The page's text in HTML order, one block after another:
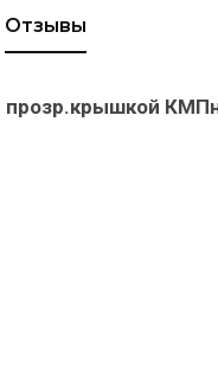
Отзывы
прозр.крышкой